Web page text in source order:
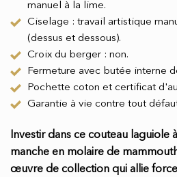
manuel à la lime.
Ciselage : travail artistique
(dessus et dessous).
Croix du berger : non.
Fermeture avec butée interne
Pochette coton et certificat
Garantie à vie contre tout
Investir dans ce couteau laguiole
manche en molaire de
œuvre de collection qui allie